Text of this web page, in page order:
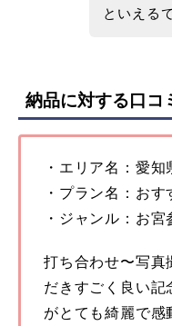
といえる
納品に対する口コ
・エリア名：愛知
・プラン名：お
・ジャンル：お宮
打ち合わせ〜写真
だきすごく良い記
がとても綺麗で感